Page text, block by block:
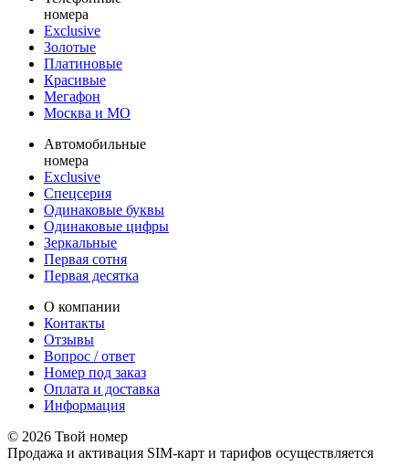
номера
Exclusive
Золотые
Платиновые
Красивые
Мегафон
Москва и МО
Автомобильные
номера
Exclusive
Спецсерия
Одинаковые буквы
Одинаковые цифры
Зеркальные
Первая сотня
Первая десятка
О компании
Контакты
Отзывы
Вопрос / ответ
Номер под заказ
Оплата и доставка
Информация
© 2026 Твой номер
Продажа и активация SIM-карт и тарифов осуществляется